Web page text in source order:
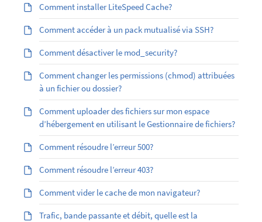
Comment installer LiteSpeed Cache?
Comment accéder à un pack mutualisé via SSH?
Comment désactiver le mod_security?
Comment changer les permissions (chmod) attribuées
à un fichier ou dossier?
Comment uploader des fichiers sur mon espace
d’hébergement en utilisant le Gestionnaire de fichiers?
Comment résoudre l’erreur 500?
Comment résoudre l’erreur 403?
Comment vider le cache de mon navigateur?
Trafic, bande passante et débit, quelle est la